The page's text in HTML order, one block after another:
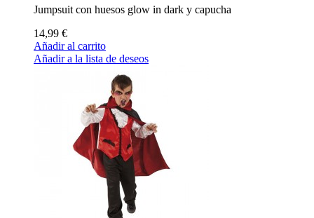
Jumpsuit con huesos glow in dark y capucha
14,99 €
Añadir al carrito
Añadir a la lista de deseos